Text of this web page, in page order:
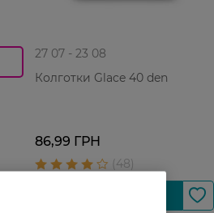
27 07 - 23 08
Колготки Glace 40 den
86,99 ГРН